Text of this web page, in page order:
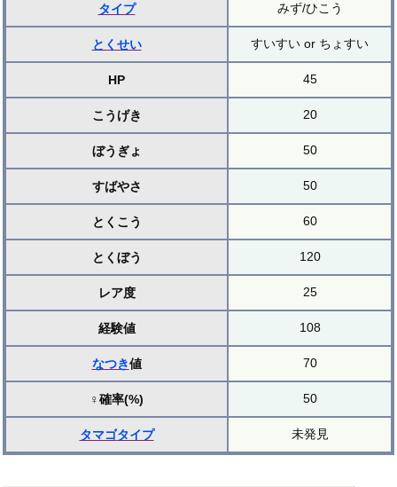
タイプ みず/ひこう
とくせい すいすい or ちょすい
HP 45
こうげき 20
ぼうぎょ 50
すばやさ 50
とくこう 60
とくぼう 120
レア度 25
経験値 108
なつき値 70
♀確率(%) 50
タマゴタイプ 未発見